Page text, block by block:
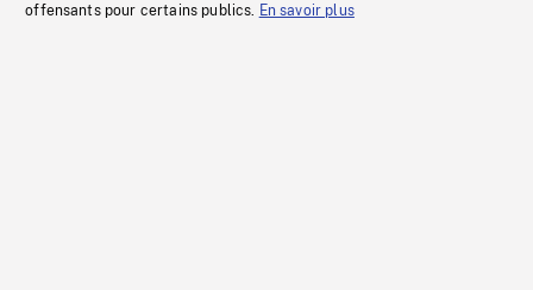
offensants pour certains publics. En savoir plus